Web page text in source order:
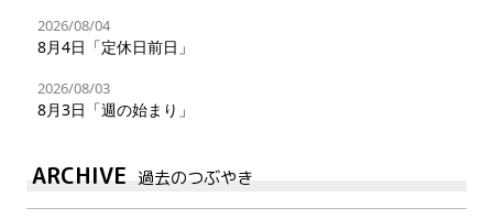
2026/08/04
8月4日「定休日前日」
2026/08/03
8月3日「週の始まり」
ARCHIVE 過去のつぶやき